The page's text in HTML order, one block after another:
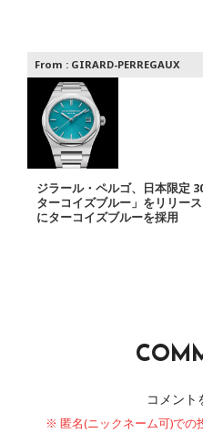
From : GIRARD-PERREGAUX
ジラール・ペルゴ、日本限定
ターコイズブルー」をリリー
にターコイズブルーを採用
コメント
※ 匿名(ニックネーム可)での